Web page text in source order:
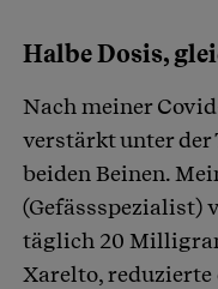
Halbe Dosis,
Nach meiner
verstärkt unter der
beiden Beinen.
(Gefässspezialist)
täglich 20
Xarelto, reduzierte